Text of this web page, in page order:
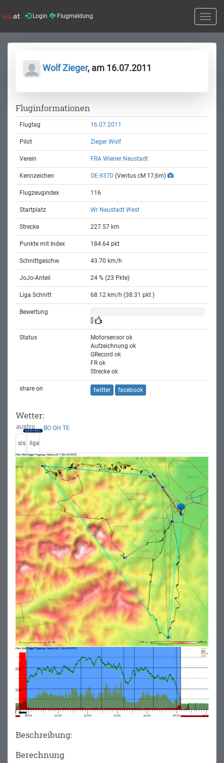
Login Flugmeldung
Toggle
Wolf Zieger, am 16.07.2011
Fluginformationen
Flugtag 16.07.2011
Pilot Zieger Wolf
Verein FRA Wiener Neustadt
Kennzeichen OE-9370 (Ventus cM 17,6m)
Flugzeugindex 116
Startplatz Wr Neustadt West
Strecke 227.57 km
Punkte mit Index 184.64 pkt
Schnittgeschw. 43.70 km/h
JoJo-Anteil 24 % (23 Pkte)
Liga Schnitt 68.12 km/h (38.31 pkt )
Bewertung
Status
Motorsensor ok
Aufzeichnung ok
GRecord ok
FR ok
Strecke ok
share on twitter facebook
Wetter:
BO OH TE
sis liga
Beschreibung:
Berechnung